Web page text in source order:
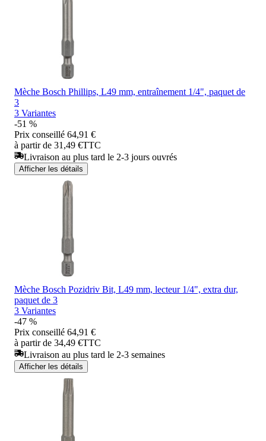
Mèche Bosch Phillips, L49 mm, entraînement 1/4", paquet de
3
3 Variantes
-51 %
Prix conseillé 64,91 €
à partir de 31,49 €TTC
Livraison au plus tard le 2-3 jours ouvrés
Afficher les détails
Mèche Bosch Pozidriv Bit, L49 mm, lecteur 1/4", extra dur,
paquet de 3
3 Variantes
-47 %
Prix conseillé 64,91 €
à partir de 34,49 €TTC
Livraison au plus tard le 2-3 semaines
Afficher les détails